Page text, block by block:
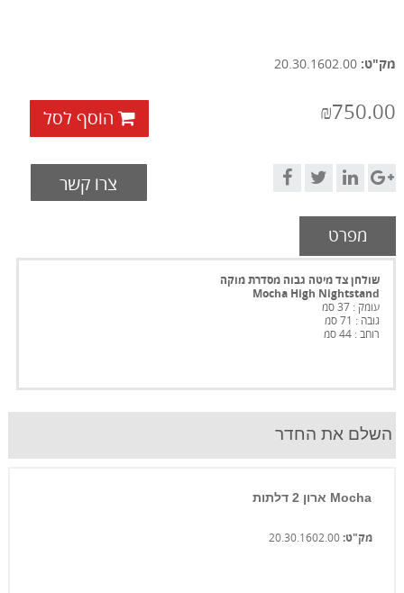
מק"ט:
₪750.00 הוסף לסל
צרו קשר
מפרט
שולחן צד מיטה גבוה מסדרת מוקה
Mocha High Nightstand
עומק : 37 סמ
גובה : 71 סמ
רוחב : 44 סמ
השלם את החדר
Mocha ארון 2 דלתות
מק"ט:20.30.1602.00